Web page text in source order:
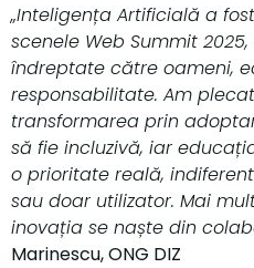
„Inteligența Artificială a
scenele Web Summit
îndreptate către oameni,
responsabilitate. Am
transformarea prin
să fie incluzivă, iar
o prioritate reală,
sau doar utilizator. Mai
inovația se naște din
Marinescu, ONG DIZ